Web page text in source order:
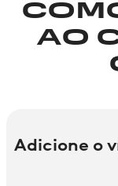
AO
Adicione o